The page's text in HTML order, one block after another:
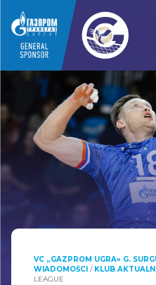
VC „GAZPROM UGRA» G.
WIADOMOŚCI / KLUB
LEAGUE